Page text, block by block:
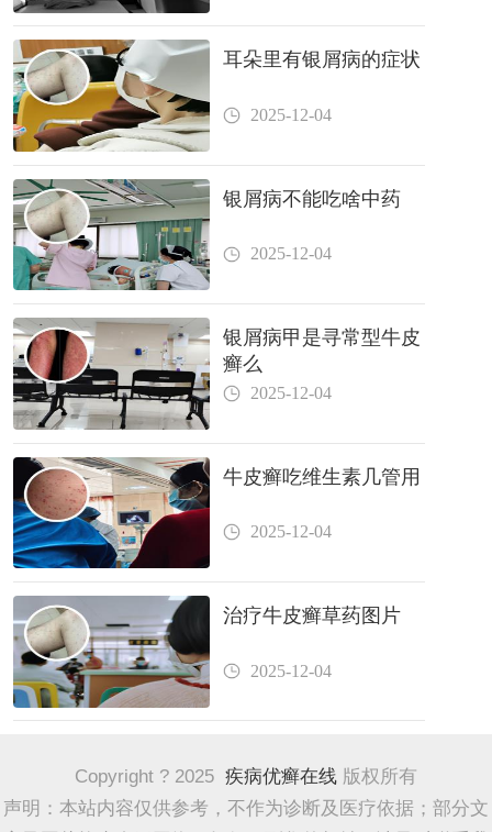
耳朵里有银屑病的症状
2025-12-04
银屑病不能吃啥中药
2025-12-04
银屑病甲是寻常型牛皮
癣么
2025-12-04
牛皮癣吃维生素几管用
2025-12-04
治疗牛皮癣草药图片
2025-12-04
Copyright ? 2025 疾病优癣在线 版权所有
声明：本站内容仅供参考，不作为诊断及医疗依据；部分文